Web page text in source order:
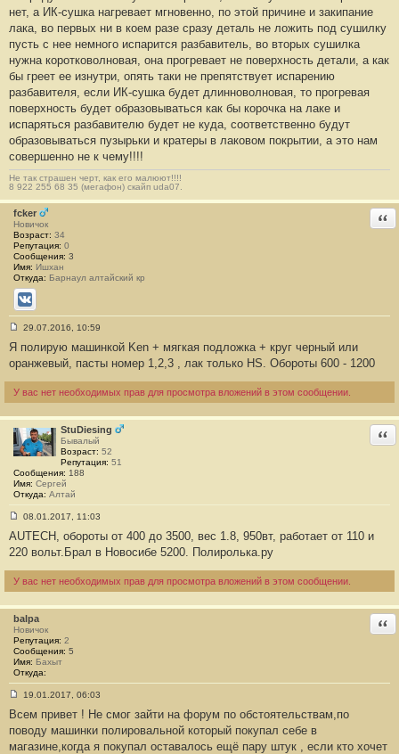
6
нет, а ИК-сушка нагревает мгновенно, по этой причине и закипание
лака, во первых ни в коем разе сразу деталь не ложить под сушилку
пусть с нее немного испарится разбавитель, во вторых сушилка
нужна коротковолновая, она прогревает не поверхность детали, а как
бы греет ее изнутри, опять таки не препятствует испарению
разбавителя, если ИК-сушка будет длинноволновая, то прогревая
поверхность будет образовываться как бы корочка на лаке и
испаряться разбавителю будет не куда, соответственно будут
образовываться пузырьки и кратеры в лаковом покрытии, а это нам
совершенно не к чему!!!!
Не так страшен черт, как его малюют!!!!
8 922 255 68 35 (мегафон) скайп uda07.
fcker
Новичок
Возраст: 34
Репутация: 0
Сообщения: 3
Имя: Ишхан
Откуда: Барнаул алтайский кр
ВКонтакте
о
б
е
е
#
1
6
29.07.2016, 10:59
Я полирую машинкой Ken + мягкая подложка + круг черный или
оранжевый, пасты номер 1,2,3 , лак только HS. Обороты 600 - 1200
У вас нет необходимых прав для просмотра вложений в этом сообщении.
StuDiesing
Бывалый
Возраст: 52
Репутация: 51
Сообщения: 188
Имя: Сергей
Откуда: Алтай
о
б
е
е
#
1
6
8
08.01.2017, 11:03
AUTECH, обороты от 400 до 3500, вес 1.8, 950вт, работает от 110 и
220 вольт.Брал в Новосибе 5200. Полиролька.ру
У вас нет необходимых прав для просмотра вложений в этом сообщении.
balpa
Новичок
Репутация: 2
Сообщения: 5
Имя: Бахыт
Откуда:
о
б
щ
19.01.2017, 06:03
Всем привет ! Не смог зайти на форум по обстоятельствам,по
поводу машинки полировальной который покупал себе в
магазине,когда я покупал оставалось ещё пару штук , если кто хочет